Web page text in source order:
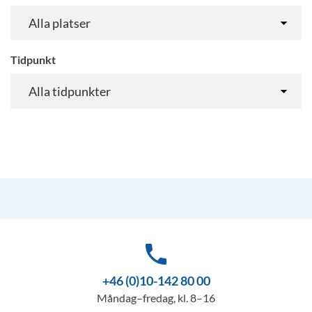
Tidpunkt
phone
+46 (0)10-142 80 00
Måndag–fredag, kl. 8–16